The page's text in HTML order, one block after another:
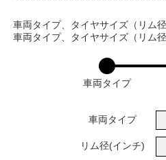
VARIATIONS
車両タイプ、タイヤサイズ（リム
車両タイプ、タイヤサイズ（リム
車両タイプ
車両タイプ
リム径(インチ)